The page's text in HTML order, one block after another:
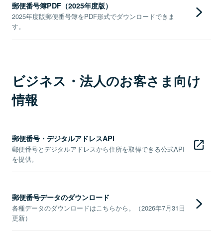
郵便番号簿PDF（2025年度版）
2025年度版郵便番号簿をPDF形式でダウンロードできま
す。
ビジネス・法人のお客さま向け
情報
郵便番号・デジタルアドレスAPI
郵便番号とデジタルアドレスから住所を取得できる公式API
を提供。
郵便番号データのダウンロード
各種データのダウンロードはこちらから。（2026年7月31日
更新）